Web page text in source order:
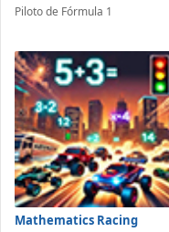
Piloto de Fórmula 1
Mathematics Racing